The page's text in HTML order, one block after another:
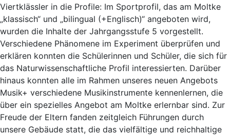
Viertklässler in die Profile: Im Sportprofil, das am Moltke
„klassisch“ und „bilingual (+Englisch)“ angeboten wird,
wurden die Inhalte der Jahrgangsstufe 5 vorgestellt.
Verschiedene Phänomene im Experiment überprüfen und
erklären konnten die Schülerinnen und Schüler, die sich für
das Naturwissenschaftliche Profil interessierten. Darüber
hinaus konnten alle im Rahmen unseres neuen Angebots
Musik+ verschiedene Musikinstrumente kennenlernen, die
über ein spezielles Angebot am Moltke erlernbar sind. Zur
Freude der Eltern fanden zeitgleich Führungen durch
unsere Gebäude statt, die das vielfältige und reichhaltige